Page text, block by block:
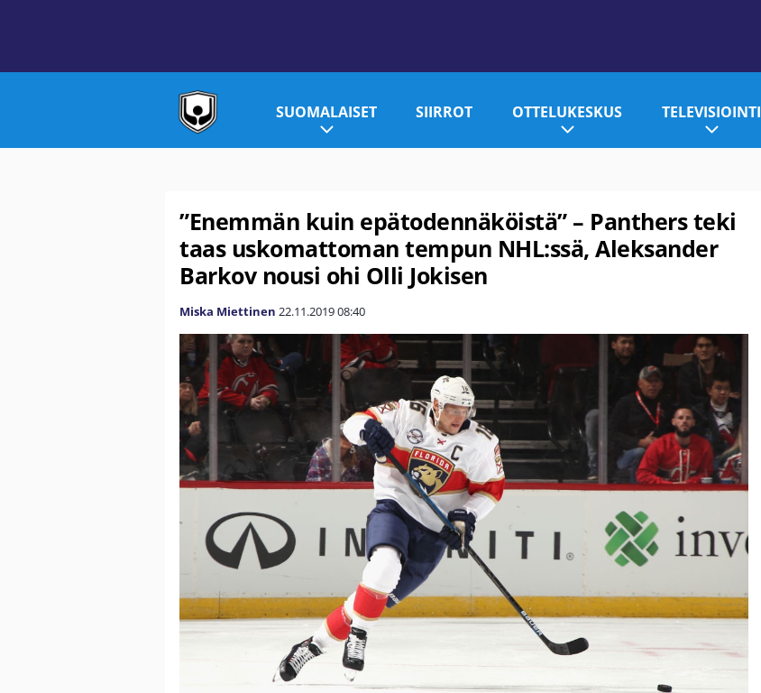
SUOMALAISET SIIRROT OTTELUKESKUS TELEVISIOINTI
”Enemmän kuin epätodennäköistä” – Panthers teki
taas uskomattoman tempun NHL:ssä, Aleksander
Barkov nousi ohi Olli Jokisen
Miska Miettinen 22.11.201908:40